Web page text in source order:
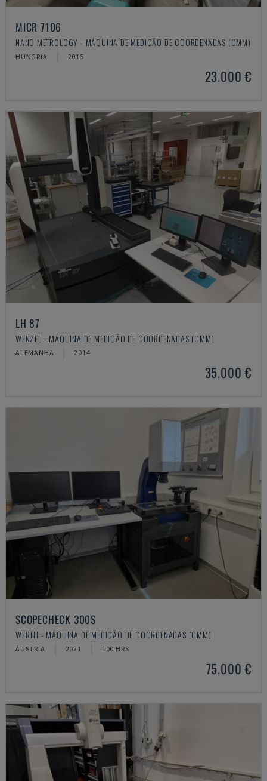
MICR 7106
NANO METROLOGY - MÁQUINA DE MEDIÇÃO DE COORDENADAS (CMM)
HUNGRIA 2015
23.000 €
LH 87
WENZEL - MÁQUINA DE MEDIÇÃO DE COORDENADAS (CMM)
ALEMANHA 2014
35.000 €
SCOPECHECK 300S
WERTH - MÁQUINA DE MEDIÇÃO DE COORDENADAS (CMM)
ÁUSTRIA 2021 100 HRS
75.000 €